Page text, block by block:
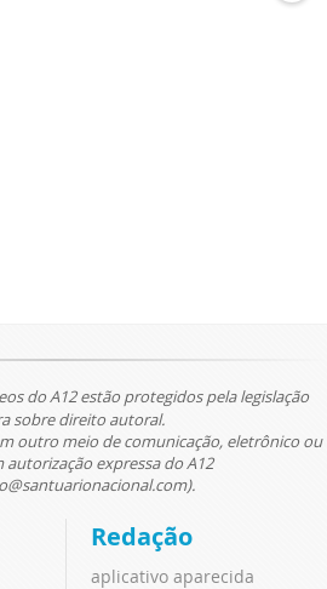
do A12 estão protegidos pela legislação
sobre direito autoral.
outro meio de comunicação, eletrônico ou
autorização expressa do A12
Redação
aplicativo aparecida